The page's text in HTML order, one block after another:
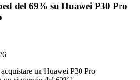
del 69% su Huawei P30 Pro
un Huawei P30 Pro